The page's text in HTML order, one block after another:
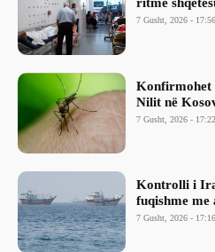
7 Gusht, 2026 - 17:56
Konfirmohet
Nilit në
7 Gusht, 2026 - 17:22
Kontrolli i
fuqishme
7 Gusht, 2026 - 17:16